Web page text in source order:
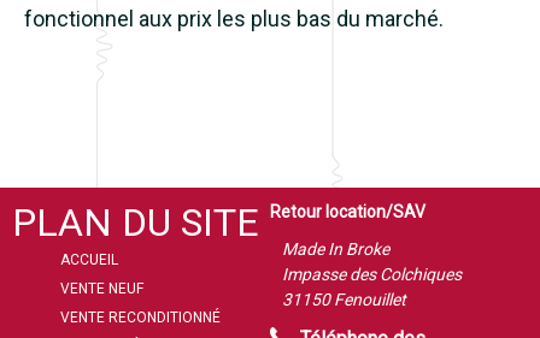
fonctionnel aux prix les plus bas du marché.
PLAN DU SITE
ACCUEIL
VENTE NEUF
VENTE RECONDITIONNÉ
Retour location/SAV
Made In Broke
Impasse des Colchiques
31150 Fenouillet